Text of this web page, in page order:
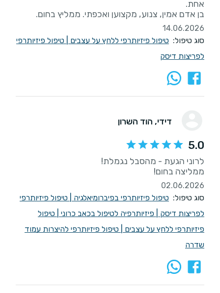
בן אדם אמין, צנוע, מקצוען ואכפתי. ממליץ בחום.
14.06.2026
סוג טיפול: טיפול פיזיותרפי ללחץ על עצבים
טיפול פיזיותרפי
לפריצות דיסק
דידי, הוד השרון
5.0
ממליצה בחום!
02.06.2026
סוג טיפול: טיפול פיזיותרפי בפיברומיאלגיה
טיפול פיזיותרפי
לפריצות דיסק
פיזיותרפיה לטיפול בכאב כרוני
טיפול
פיזיותרפי ללחץ על עצבים
טיפול פיזיותרפי להיצרות עמוד
שדרה